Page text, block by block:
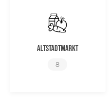
Altstadtmarkt
8